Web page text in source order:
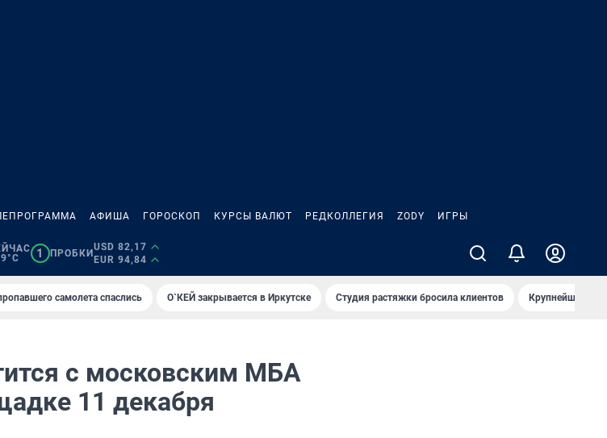
АФИША ГОРОСКОП КУРСЫ ВАЛЮТ РЕДКОЛЛЕГИЯ ZODY ИГРЫ
1 ПРОБКИ
USD 82,17
EUR 94,84
самолета спаслись О`КЕЙ закрывается в Иркутске Студия растяжки бросила клиентов Крупнейшие
с московским МБА
11 декабря